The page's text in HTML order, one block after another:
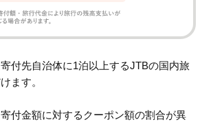
付先自治体に1泊以上するJTBの国内旅
ます。
付金額に対するクーポン額の割合が異